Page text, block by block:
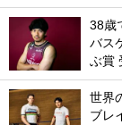
38歳
バス
ぶ賞
世界
ブレ